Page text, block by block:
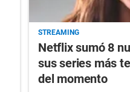
STREAMING
Netflix sumó 8
sus series más
del momento